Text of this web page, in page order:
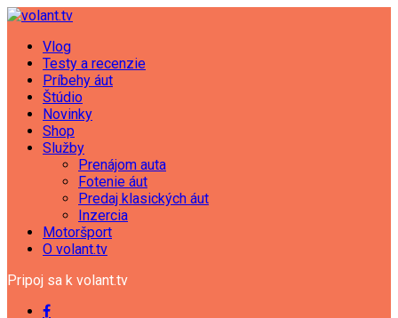
Vlog
Testy a recenzie
Príbehy áut
Štúdio
Novinky
Shop
Služby
Prenájom auta
Fotenie áut
Predaj klasických áut
Inzercia
Motoršport
O volant.tv
Pripoj sa k volant.tv